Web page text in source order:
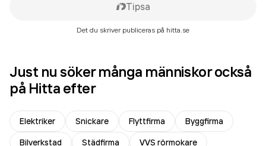
Tipsa
Det du skriver publiceras på hitta.se
Just nu söker många människor också
på Hitta efter
Elektriker Snickare Flyttfirma
Byggfirma
Bilverkstad
Städfirma VVS rörmokare